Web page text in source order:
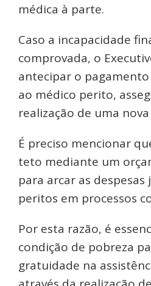
médica à parte.
Caso a incapacidade
comprovada, o
antecipar o
ao médico perito,
realização de uma
É preciso mencionar
teto mediante um
para arcar as
peritos em processos
Por esta razão, é
condição de pobreza
gratuidade na